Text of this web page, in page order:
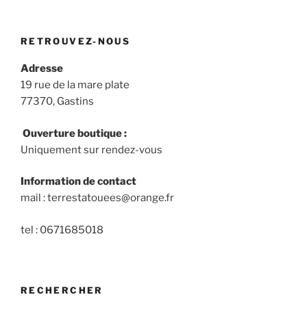
RETROUVEZ-NOUS
Adresse
19 rue de la mare plate
77370, Gastins
Ouverture boutique :
Uniquement sur rendez-vous
Information de contact
mail : terrestatouees@orange.fr
tel : 0671685018
RECHERCHER